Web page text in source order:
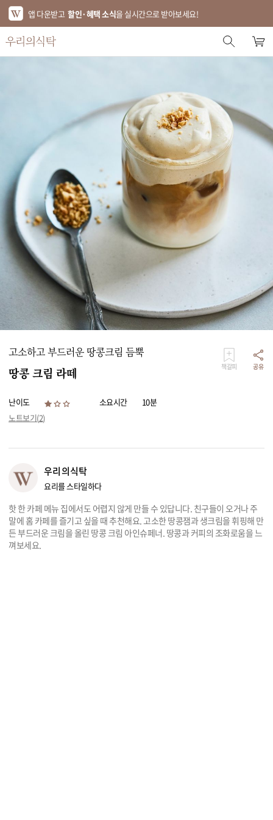
앱 다운받고 할인·혜택 소식을 실시간으로 받아보세요!
에디터 추천
한정특가
베스트
신상품
기획전
브랜드
푸드
가전
고소하고 부드러운 땅콩크림 듬뿍
땅콩 크림 라떼 책갈피 공유
난이도 소요시간
10분
노트보기(2)
우리의식탁
요리를 스타일하다
핫 한 카페 메뉴 집에서도 어렵지 않게 만들 수 있답니다. 친구들이 오거나 주
말에 홈 카페를 즐기고 싶을 때 추천해요. 고소한 땅콩잼과 생크림을 휘핑해 만
든 부드러운 크림을 올린 땅콩 크림 아인슈페너. 땅콩과 커피의 조화로움을 느
껴보세요.